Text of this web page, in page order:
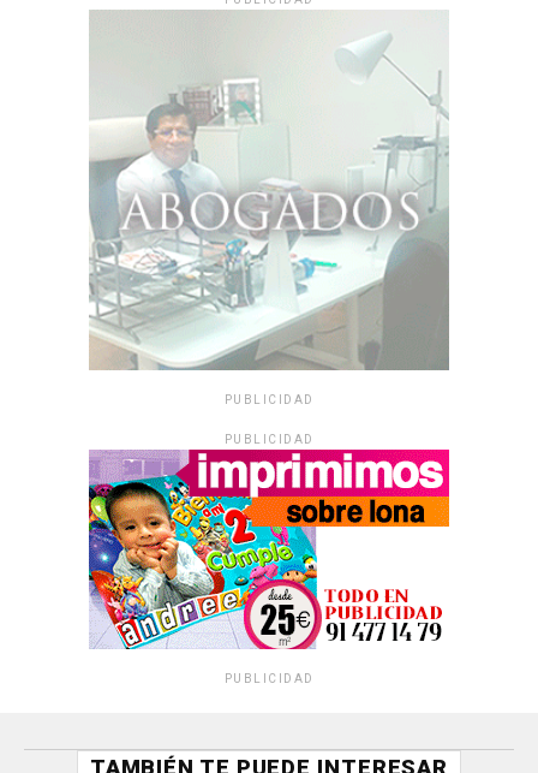
PUBLICIDAD
PUBLICIDAD
PUBLICIDAD
TAMBIÉN TE PUEDE INTERESAR